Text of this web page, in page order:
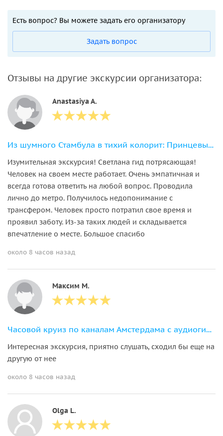
Есть вопрос? Вы можете задать его организатору
Задать вопрос
Отзывы на другие экскурсии организатора:
Anastasiya A.
Из шумного Стамбула в тихий колорит: Принцевы острова с маршрутом на выбор
Изумительная экскурсия! Светлана гид потрясающая!
Человек на своем месте работает. Очень эмпатичная и
всегда готова ответить на любой вопрос. Проводила
лично до метро. Получилось недопонимание с
трансфером. Человек просто потратил свое время и
проявил заботу. Из-за таких людей и складывается
впечатление о месте. Большое спасибо
около 8 часов назад
Максим М.
Часовой круиз по каналам Амстердама с аудиогидом
Интересная экскурсия, приятно слушать, сходил бы еще на
другую от нее
около 8 часов назад
Olga L.